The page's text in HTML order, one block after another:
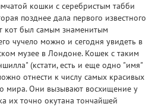
кошки с серебристым табби
позднее дала первого известного
кот был самым знаменитым
чучело можно и сегодня увидеть в
музее в Лондоне. Кошек с таким
(кстати, есть и еще одно "имя"
отнести к числу самых красивых
мира. Они вызывают восхищение у
их точно окутана тончайшей